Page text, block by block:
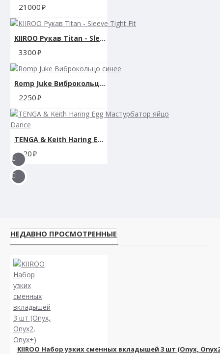
21000
KIIROO Рукав Titan - Sleeve Tight Fit
3300
Romp Juke Виброкольцо синее
2250
TENGA & Keith Haring Egg Мастурбатор яйцо Dance
620
НЕДАВНО ПРОСМОТРЕННЫЕ
KIIROO Набор узких сменных вкладышей 3 шт (Onyx,